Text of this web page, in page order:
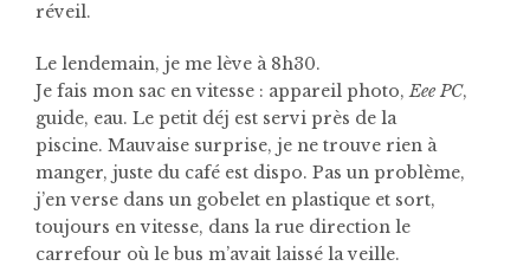
réveil.
Le lendemain, je me lève à 8h30.
Je fais mon sac en vitesse : appareil photo,Eee PC,
guide, eau. Le petit déj est servi près de la
piscine. Mauvaise surprise, je ne trouve rien à
manger, juste du café est dispo. Pas un problème,
j’en verse dans un gobelet en plastique et sort,
toujours en vitesse, dans la rue direction le
carrefour où le bus m’avait laissé la veille.